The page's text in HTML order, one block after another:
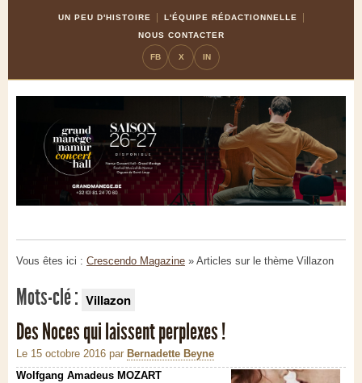
UN PEU D'HISTOIRE
L'ÉQUIPE RÉDACTIONNELLE
NOUS CONTACTER
FB X IN
Vous êtes ici : Crescendo Magazine » Articles sur le thème Villazon
Mots-clé : Villazon
Des Noces qui laissent perplexes !
Le 15 octobre 2016 par Bernadette Beyne
Wolfgang Amadeus MOZART